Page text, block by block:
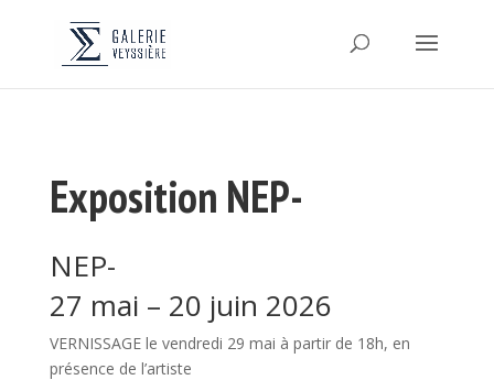
Exposition NEP-
NEP-
27 mai – 20 juin 2026
VERNISSAGE le vendredi 29 mai à partir de 18h, en
présence de l’artiste